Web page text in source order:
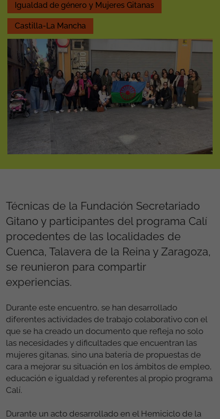
Igualdad de género y Mujeres Gitanas
Castilla-La Mancha
Técnicas de la Fundación Secretariado
Gitano y participantes del programa Calí
procedentes de las localidades de
Cuenca, Talavera de la Reina y Zaragoza,
se reunieron para compartir
experiencias.
Durante este encuentro, se han desarrollado
diferentes actividades de trabajo colaborativo con el
que se ha creado un documento que refleja no solo
las necesidades y dificultades que encuentran las
mujeres gitanas, sino una batería de propuestas de
cara a mejorar su situación en los ámbitos de empleo,
educación e igualdad y referentes al propio programa
Calí.
Durante un acto desarrollado en el Hemiciclo de la